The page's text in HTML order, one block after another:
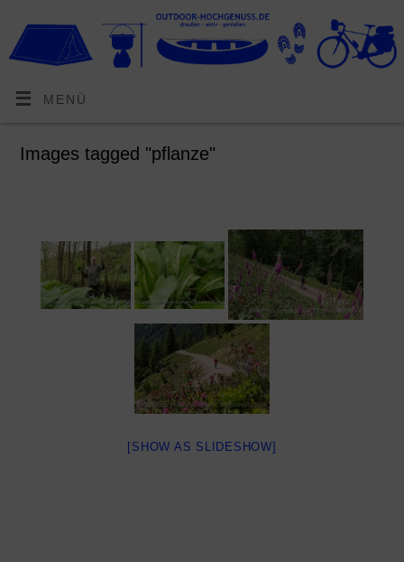
MENÜ
Images tagged "pflanze"
[SHOW AS SLIDESHOW]